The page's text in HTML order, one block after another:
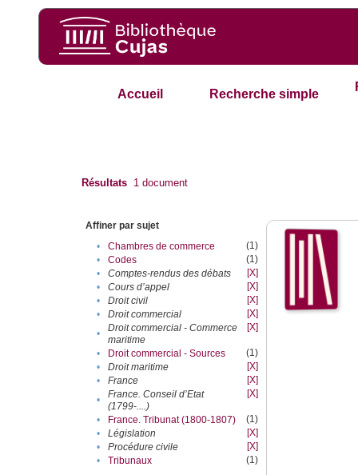
Accueil Recherche simple
Résultats 1 document
Affiner par sujet
•
Chambres de commerce
(1)
•
Codes
(1)
•
Comptes-rendus des débats
[X]
•
Cours d’appel
[X]
•
Droit civil
[X]
•
Droit commercial
[X]
•
Droit commercial - Commerce
maritime
[X]
• Droit commercial - Sources
(1)
•
Droit maritime
[X]
•
France
[X]
•
France. Conseil d’Etat
(1799-....)
[X]
• France. Tribunat (1800-1807)
(1)
•
Législation
[X]
•
Procédure civile
[X]
•
Tribunaux
(1)